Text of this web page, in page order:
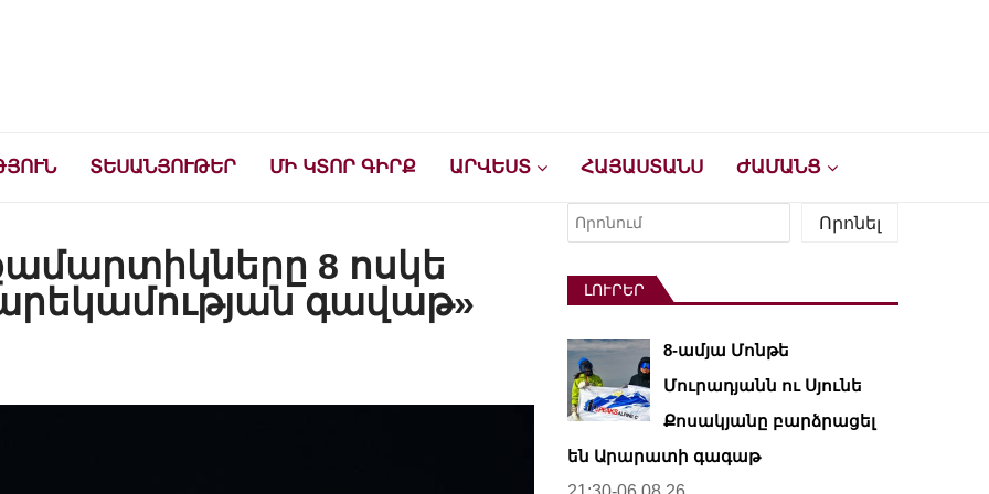
ՏԵՍԱՆՅՈՒԹԵՐ ՄԻ ԿՏՈՐ ԳԻՐՔ ԱՐՎԵՍՏ ՀԱՅԱՍՏԱՆՍ ԺԱՄԱՆՑ
8 ոսկե
գավաթ»
Որոնել
Որոնել
ԼՈՒՐԵՐ
8-ամյա Մոնթե
Մուրադյանն ու Սյունե
Քոսակյանը բարձրացել
են Արարատի գագաթ